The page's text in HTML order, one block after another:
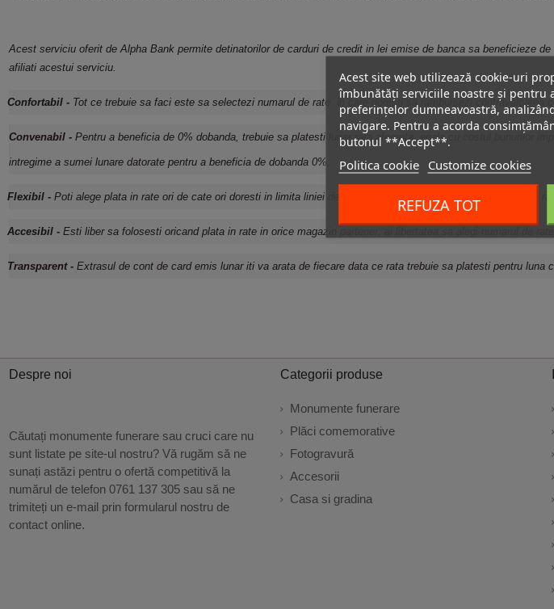
Acest site web utilizează cookie-uri
îmbunătăți serviciile noastre și pentru
preferințelor dumneavoastră,
navigare. Pentru a acorda
butonul **Accept**.
Politica cookie Customize cookies
REFUZA TOT
Acest serviciu oferit de Alpha Bank permite detinatorilor de carduri de credit in lei emise de banca sa beneficieze
afiliati acestui serviciu.
Confortabil - Tot ce trebuie sa faci este sa selectezi numarul de rate in care doresti sa rambursezi
Convenabil -Pentru a beneficia de 0% dobanda, trebuie sa platesti lunar rata aferenta, egala cu costul bunurilor
intregime a sumei lunare datorate pentru a beneficia de dobanda 0%;
Flexibil -Poti alege plata in rate ori de cate ori doresti in limita liniei de credit aferenta cardului tau. Pe masura ce
Accesibil -Esti liber sa folosesti oricand plata in rate in orice magazin partener; ai libertatea sa alegi numarul de
Transparent -Extrasul de cont de card emis lunar iti va arata de fiecare data ce rata trebuie sa platesti pentru luna
Despre noi
Căutați monumente funerare sau cruci care nu
sunt listate pe site-ul nostru? Vă rugăm să ne
sunați astăzi pentru o ofertă competitivă la
numărul de telefon 0761 137 305 sau să ne
trimiteți un e-mail prin formularul nostru de
contact online.
Categorii produse
Monumente funerare
Plăci comemorative
Fotogravură
Accesorii
Casa si gradina